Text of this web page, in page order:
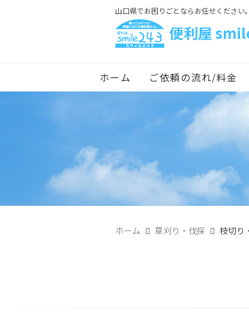
山口県でお困りごとならお任せください。
便利屋
ホーム ご依頼の流れ/料金
ホーム 草刈り・伐採 枝切り